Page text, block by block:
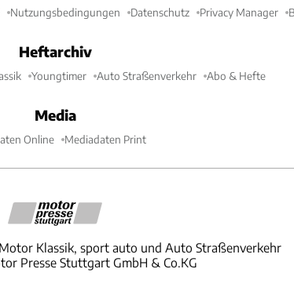
Nutzungsbedingungen Datenschutz Privacy Manager
Heftarchiv
Youngtimer Auto Straßenverkehr Abo & Hefte
Media
Online Mediadaten Print
Klassik, sport auto und Auto Straßenverkehr
Presse Stuttgart GmbH & Co.KG